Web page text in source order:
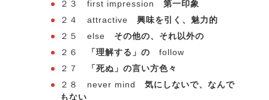
２３ first impression第一印象
２４ attractive興味を引く、魅力的
２５ else その他の、それ以外の
２６
「理解する」のfollow
２７
「死ぬ」の言い方色々
２８ never mind気にしないで、なんで
もない